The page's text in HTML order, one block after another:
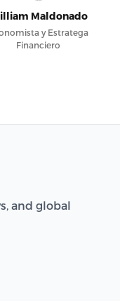
Maldonado
y Estratega
Financiero
and global